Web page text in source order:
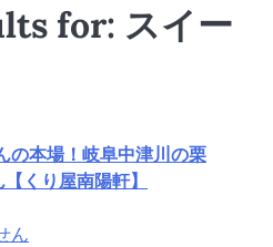
for: スイー
の本場！岐阜中津川の栗
くり屋南陽軒】
ん